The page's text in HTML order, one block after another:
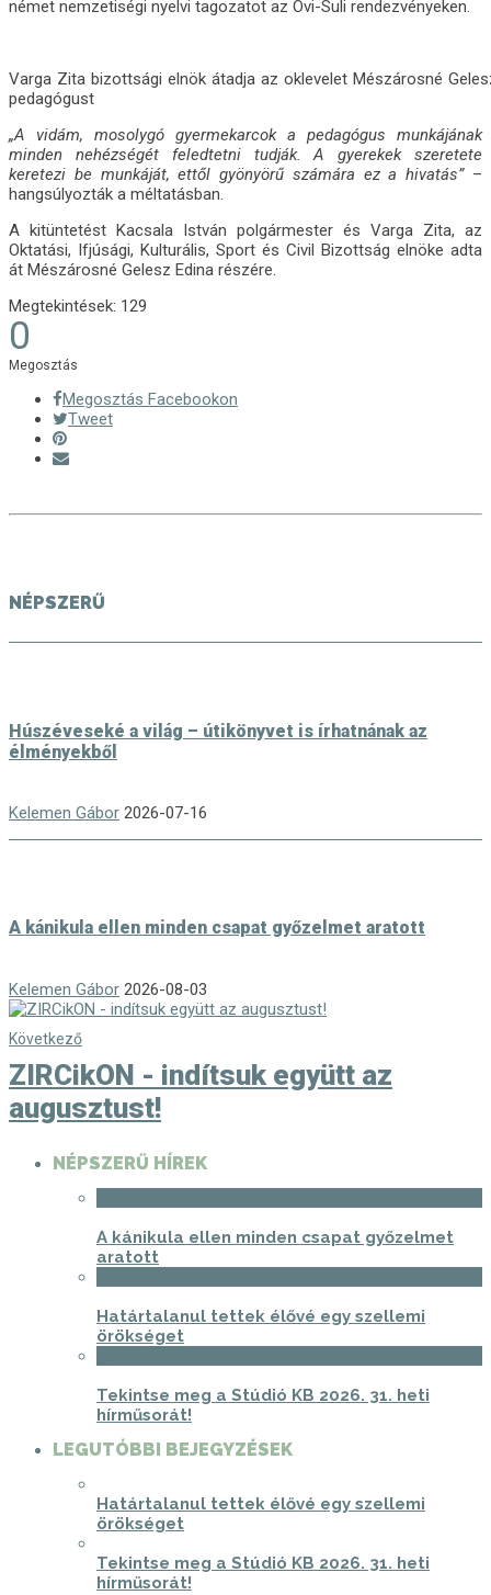
német nemzetiségi nyelvi tagozatot az Ovi-Suli rendezvényeken.
Varga Zita bizottsági elnök átadja az oklevelet Mészárosné
pedagógust
„A vidám, mosolygó gyermekarcok a pedagógus munkájának
minden nehézségét feledtetni tudják. A gyerekek szeretete
keretezi be munkáját, ettől gyönyörű számára ez a hivatás”–
hangsúlyozták a méltatásban.
A kitüntetést Kacsala István polgármester és Varga Zita, az
Oktatási, Ifjúsági, Kulturális, Sport és Civil Bizottság elnöke adta
át Mészárosné Gelesz Edina részére.
Megtekintések: 129
0
Megosztás
Megosztás Facebookon
Tweet
NÉPSZERŰ
Húszéveseké a világ – útikönyvet is írhatnának az
élményekből
Kelemen Gábor 2026-07-16
A kánikula ellen minden csapat győzelmet aratott
Kelemen Gábor 2026-08-03
Következő
ZIRCikON - indítsuk együtt az
augusztust!
NÉPSZERŰ HÍREK
A kánikula ellen minden csapat győzelmet
aratott
Határtalanul tettek élővé egy szellemi
örökséget
Tekintse meg a Stúdió KB 2026. 31. heti
hírműsorát!
LEGUTÓBBI BEJEGYZÉSEK
Határtalanul tettek élővé egy szellemi
örökséget
Tekintse meg a Stúdió KB 2026. 31. heti
hírműsorát!